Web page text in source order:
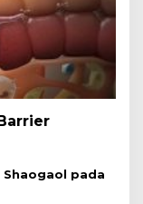
pada